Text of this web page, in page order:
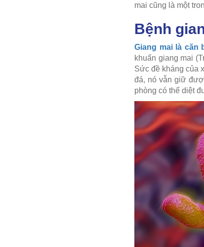
mai cũng là một
Bệnh
Giang mai là căn
khuẩn giang mai
Sức đề kháng của
đá, nó vẫn giữ
phòng có thể diệt